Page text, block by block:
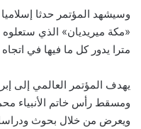
وسيشهد المؤتمر حدثا
مترا يدور كل ما فيها في
يهدف المؤتمر العالمي إلى
ومسقط رأس خاتم الأنبياء
ويعرض من خلال بحوث